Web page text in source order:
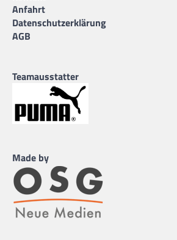
Anfahrt
Datenschutzerklärung
AGB
Teamausstatter
Made by